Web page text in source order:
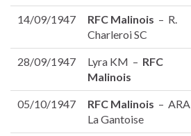
14/09/1947 RFC Malinois – R.
Charleroi SC
28/09/1947 Lyra KM – RFC
Malinois
05/10/1947 RFC Malinois – ARA
La Gantoise